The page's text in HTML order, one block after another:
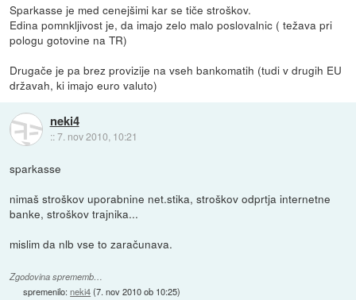
Sparkasse je med cenejšimi kar se tiče stroškov.
Edina pomnkljivost je, da imajo zelo malo poslovalnic ( težava pri
pologu gotovine na TR)
Drugače je pa brez provizije na vseh bankomatih (tudi v drugih EU
državah, ki imajo euro valuto)
neki4
::7. nov 2010, 10:21
sparkasse
nimaš stroškov uporabnine net.stika, stroškov odprtja internetne
banke, stroškov trajnika...
mislim da nlb vse to zaračunava.
Zgodovina sprememb…
spremenilo:neki4(7. nov 2010 ob 10:25)